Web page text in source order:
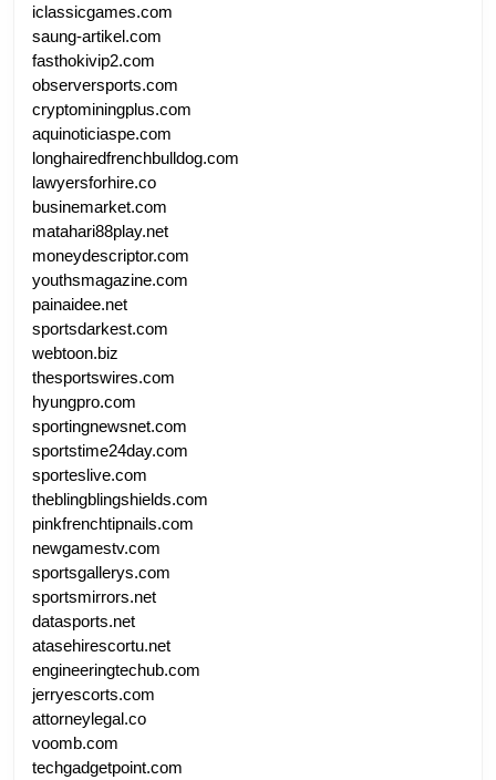
iclassicgames.com
saung-artikel.com
fasthokivip2.com
observersports.com
cryptominingplus.com
aquinoticiaspe.com
longhairedfrenchbulldog.com
lawyersforhire.co
businemarket.com
matahari88play.net
moneydescriptor.com
youthsmagazine.com
painaidee.net
sportsdarkest.com
webtoon.biz
thesportswires.com
hyungpro.com
sportingnewsnet.com
sportstime24day.com
sporteslive.com
theblingblingshields.com
pinkfrenchtipnails.com
newgamestv.com
sportsgallerys.com
sportsmirrors.net
datasports.net
atasehirescortu.net
engineeringtechub.com
jerryescorts.com
attorneylegal.co
voomb.com
techgadgetpoint.com